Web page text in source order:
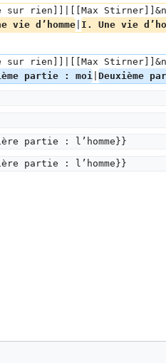
rien]]|[[Max
vie d’homme I. Une vie
rien]]|[[Max
partie : moi Deuxième
partie : l’homme}}
partie : l’homme}}